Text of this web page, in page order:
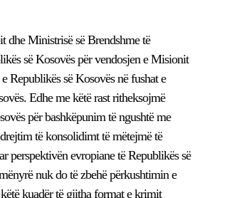
dhe Ministrisë së Brendshme të
së Kosovës për vendosjen e Misionit
së Kosovës në fushat e
Edhe me këtë rast ritheksojmë
për bashkëpunim të ngushtë me
të konsolidimt të mëtejmë të
perspektivën evropiane të Republikës së
nuk do të zbehë përkushtimin e
kuadër të gjitha format e krimit